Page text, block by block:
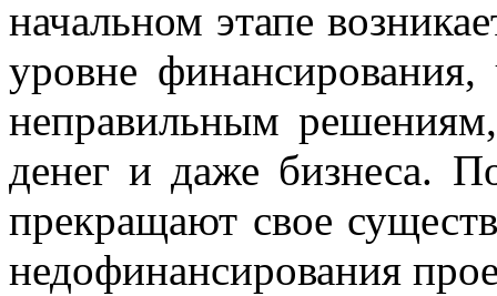
начальном этапе
уровне
неправильным
денег и даже бизнеса.
прекращают свое
недофинансирования